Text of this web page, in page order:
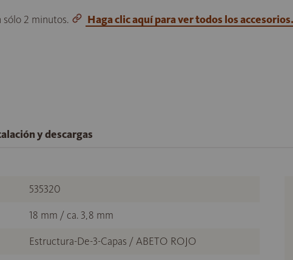
sólo 2 minutos. Haga clic aquí para ver todos los accesorios.
y descargas
535320
18 mm / ca. 3,8 mm
Estructura-De-3-Capas / ABETO ROJO